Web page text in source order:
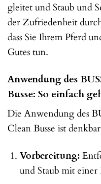
gleitet und Staub und
der Zufriedenheit
dass Sie Ihrem Pferd
Gutes tun.
Anwendung des
Busse: So einfach
Die Anwendung des
Clean Busse ist
Vorbereitung:
und Staub mit einer